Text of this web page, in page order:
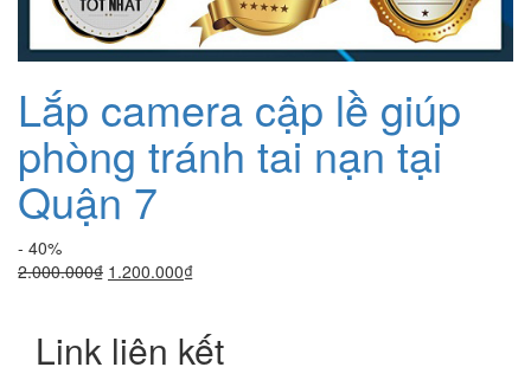
Lắp camera cập lề giúp
phòng tránh tai nạn tại
Quận 7
- 40%
2.000.000₫ Giá
2.000.000₫.
1.200.000₫Giá
là:
1.200.000₫.
Link liên kết